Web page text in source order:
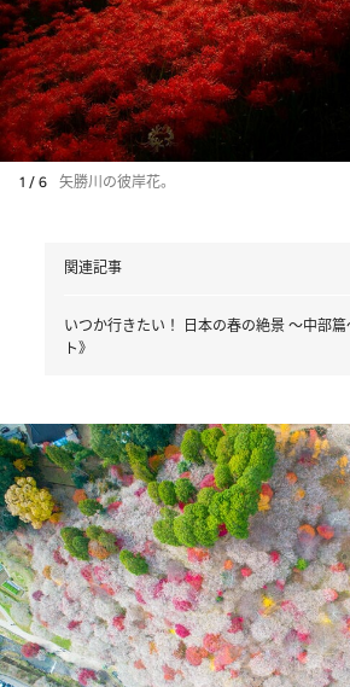
1 / 6 矢勝川の彼岸花。
関連記事
いつか行きたい！ 日本の春の絶景 ～中部
ト》